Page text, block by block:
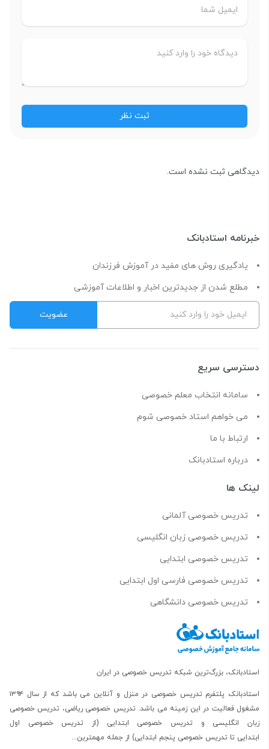
دیدگاهی ثبت نشده است.
خبرنامه استادبانک
یادگیری روش های مفید در آموزش فرزندان
مطلع شدن از جدیدترین اخبار و اطلاعات آموزشی
دسترسی سریع
سامانه انتخاب معلم خصوصی
می خواهم استاد خصوصی شوم
ارتباط با ما
درباره استادبانک
لینک ها
تدریس خصوصی آلمانی
تدریس خصوصی زبان انگلیسی
تدریس خصوصی ابتدایی
تدریس خصوصی فارسی اول ابتدایی
تدریس خصوصی دانشگاهی
استادبانک، بزرگ‌ترین شبکه تدریس خصوصی در ایران
استادبانک پلتفرم تدریس خصوصی در منزل و آنلاین
می باشد که از سال ۱۳۹۴
مشغول فعالیت در این زمینه می باشد.تدریس خصوصی ریاضی، تدریس خصوصی
زبان انگلیسی و تدریس خصوصی ابتدایی (از
تدریس خصوصی اول
ابتدایی تا تدریس خصوصی پنجم ابتدایی) از جمله مهمترین...